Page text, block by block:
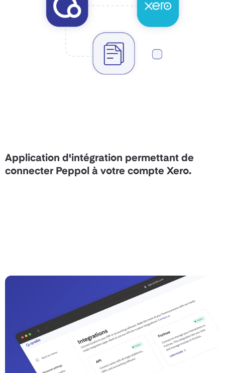
Application d'intégration permettant de
connecter Peppol à votre compte Xero.